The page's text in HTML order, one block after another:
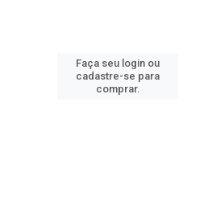
Faça seu login ou
cadastre-se para
comprar.